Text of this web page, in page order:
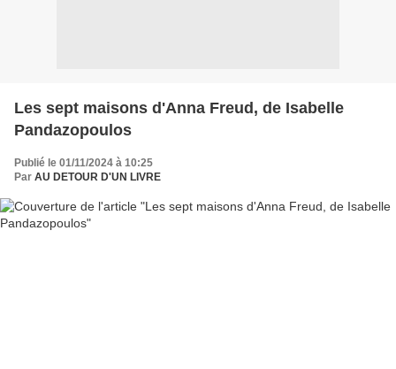
Les sept maisons d'Anna Freud, de Isabelle
Pandazopoulos
Publié le 01/11/2024 à 10:25
Par AU DETOUR D'UN LIVRE